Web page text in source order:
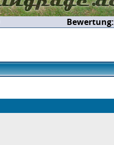
Bewertung: